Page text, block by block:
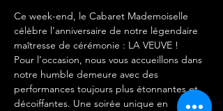
Ce week-end, le Cabaret Mademoiselle
célèbre l’anniversaire de notre légendaire
maîtresse de cérémonie : LA VEUVE !
Pour l’occasion, nous vous accueillons dans
notre humble demeure avec des
performances toujours plus étonnantes et
décoiffantes. Une soirée unique en